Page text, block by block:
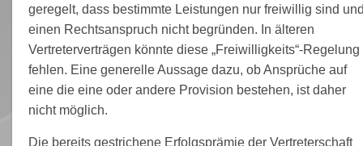
geregelt, dass bestimmte Leistungen nur freiwillig sind
einen Rechtsanspruch nicht begründen. In älteren
Vertreterverträgen könnte diese „Freiwilligkeits“-Regelung
fehlen. Eine generelle Aussage dazu, ob Ansprüche auf
eine die eine oder andere Provision bestehen, ist daher
nicht möglich.
Die bereits gestrichene Erfolgsprämie der Vertreterschaft